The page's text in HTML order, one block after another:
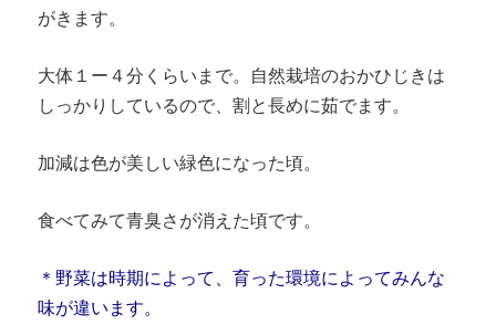
がきます。
大体１ー４分くらいまで。自然栽培のおかひじきは
しっかりしているので、割と長めに茹でます。
加減は色が美しい緑色になった頃。
食べてみて青臭さが消えた頃です。
＊野菜は時期によって、育った環境によってみんな
味が違います。